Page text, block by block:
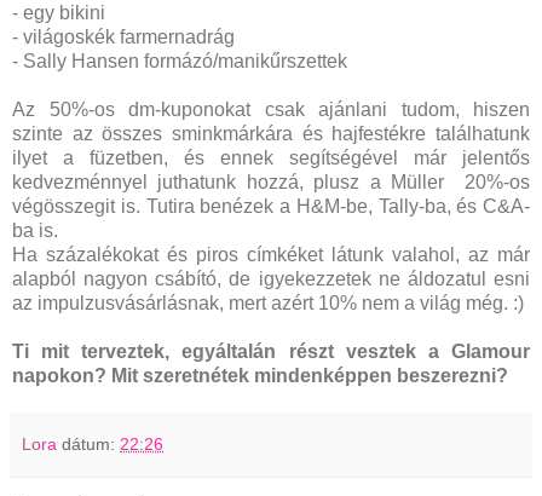
- egy bikini
- világoskék farmernadrág
- Sally Hansen formázó/manikűrszettek
Az 50%-os dm-kuponokat csak ajánlani tudom, hiszen
szinte az összes sminkmárkára és hajfestékre találhatunk
ilyet a füzetben, és ennek segítségével már jelentős
kedvezménnyel juthatunk hozzá, plusz a Müller 20%-os
végösszegit is. Tutira benézek a H&M-be, Tally-ba, és C&A-
ba is.
Ha százalékokat és piros címkéket látunk valahol, az már
alapból nagyon csábító, de igyekezzetek ne áldozatul esni
az impulzusvásárlásnak, mert azért 10% nem a világ még. :)
Ti mit terveztek, egyáltalán részt vesztek a Glamour
napokon? Mit szeretnétek mindenképpen beszerezni?
Lora dátum: 22:26